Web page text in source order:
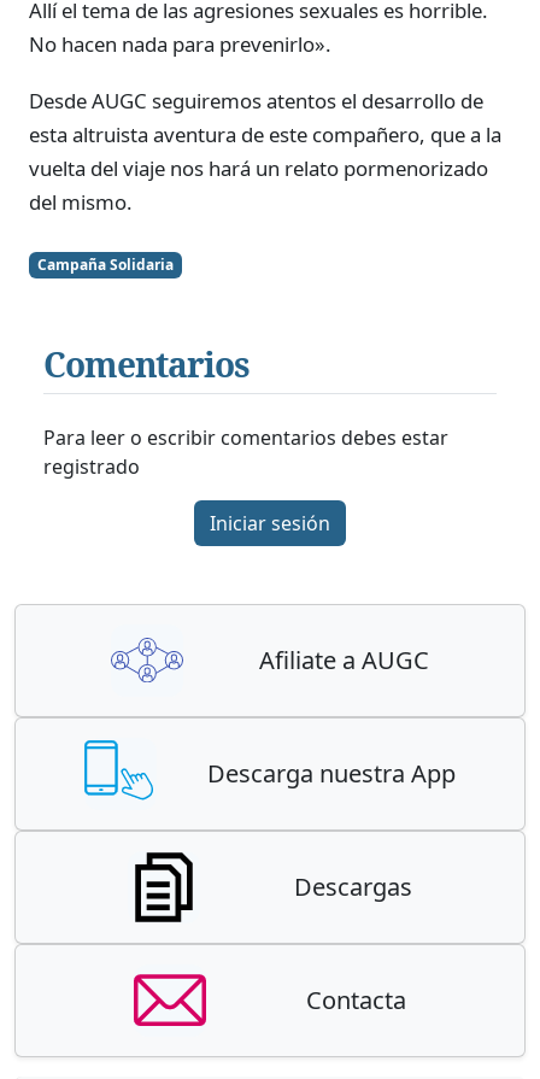
Allí el tema de las agresiones sexuales es horrible.
No hacen nada para prevenirlo».
Desde AUGC seguiremos atentos el desarrollo de
esta altruista aventura de este compañero, que a la
vuelta del viaje nos hará un relato pormenorizado
del mismo.
Campaña Solidaria
Comentarios
Para leer o escribir comentarios debes estar
registrado
Iniciar sesión
Afiliate a AUGC
Descarga nuestra App
Descargas
Contacta